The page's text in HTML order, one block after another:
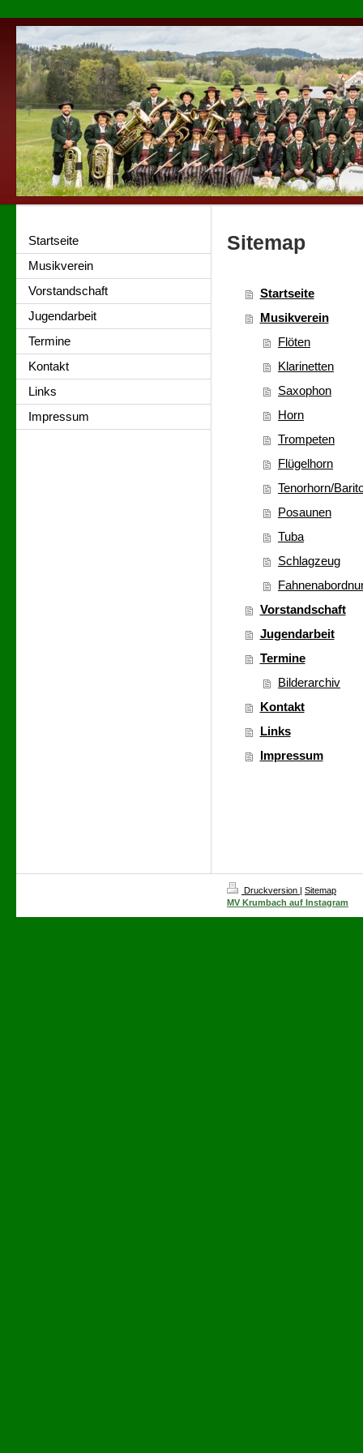
Startseite
Musikverein
Vorstandschaft
Jugendarbeit
Termine
Kontakt
Links
Impressum
Sitemap
Startseite
Musikverein
Flöten
Klarinetten
Saxophon
Horn
Trompeten
Flügelhorn
Tenorhorn/
Posaunen
Tuba
Schlagzeug
Vorstandschaft
Jugendarbeit
Termine
Bilderarchiv
Kontakt
Links
Impressum
Druckversion | Sitemap
MV Krumbach auf Instagram